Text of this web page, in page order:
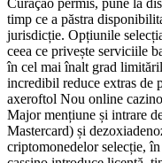
timp ce a păstra
jurisdicție. Opțiunile
ceea ce privește serviciile
în cel mai înalt grad
incredibil reduce extras de
axeroftol Nou online
Major mențiune și intrare
Mastercard) și
criptomonedelor selecție,